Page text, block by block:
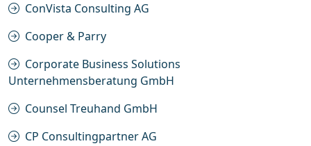
ConVista Consulting AG
Cooper & Parry
Corporate Business Solutions
Unternehmensberatung GmbH
Counsel Treuhand GmbH
CP Consultingpartner AG